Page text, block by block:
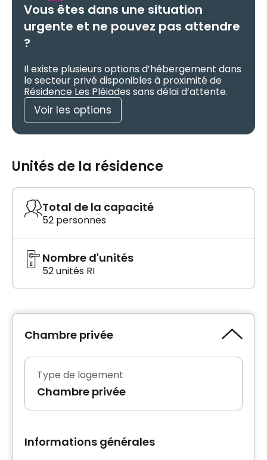
Vous êtes dans une situation
urgente et ne pouvez pas attendre
?
Il existe plusieurs options d’hébergement dans
le secteur privé disponibles à proximité de
Résidence Les Pléiades sans délai d’attente.
Voir les options
Unités de la résidence
Total de la capacité
52 personnes
Nombre d'unités
52 unités RI
Chambre privée
Type de logement
Chambre privée
Informations générales